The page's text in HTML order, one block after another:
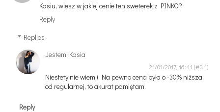
Kasiu, wiesz w jakiej cenie ten sweterek z PINKO?
Reply
Replies
Jestem Kasia
21/01/2017, 16:41
Niestety nie wiem:( Na pewno cena była o -30% niższa
od regularnej, to akurat pamiętam.
Reply